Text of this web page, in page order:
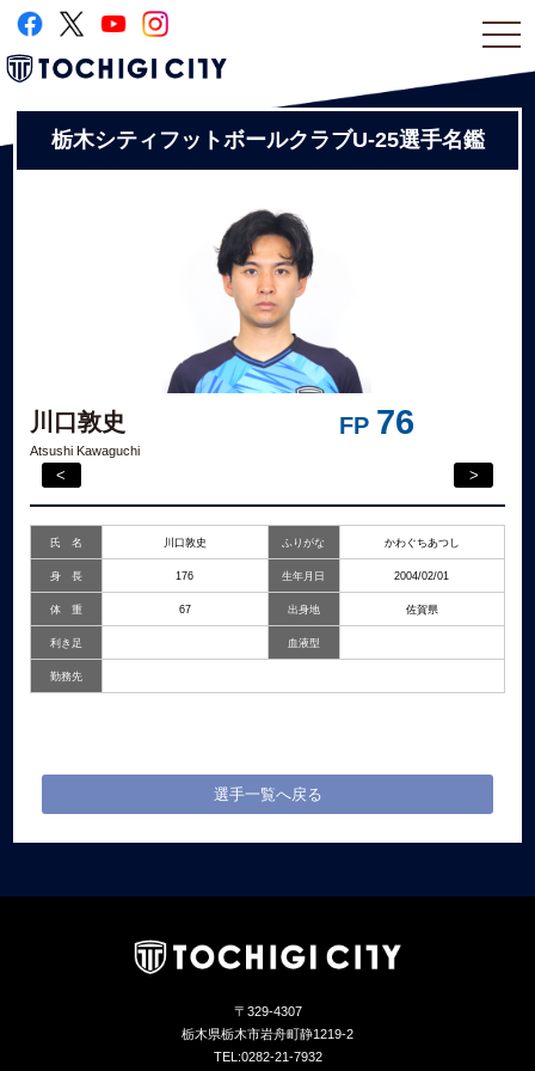
栃木シティフットボールクラブU-25選手名鑑
川口敦史
Atsushi Kawaguchi
FP 76
< >
氏 名 川口敦史 ふりがな かわぐちあつし
身 長 176 生年月日 2004/02/01
体 重 67 出身地 佐賀県
利き足 血液型
勤務先
選手一覧へ戻る
〒329-4307
栃木県栃木市岩舟町静1219-2
TEL:0282-21-7932